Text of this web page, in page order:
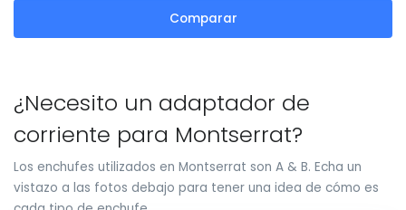
Comparar
¿Necesito un adaptador de
corriente para Montserrat?
Los enchufes utilizados en Montserrat son A & B. Echa un
vistazo a las fotos debajo para tener una idea de cómo es